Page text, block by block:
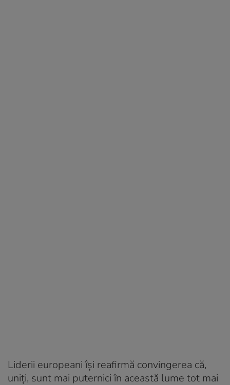
Liderii europeani îşi reafirmă convingerea că,
uniți, sunt mai puternici în această lume tot mai